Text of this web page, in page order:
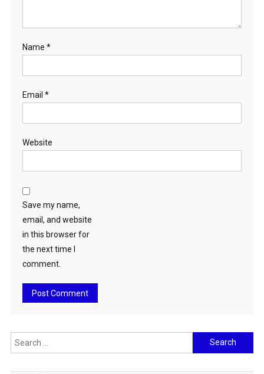
Name *
Email *
Website
Save my name,
email, and website
in this browser for
the next time I
comment.
Search
for: